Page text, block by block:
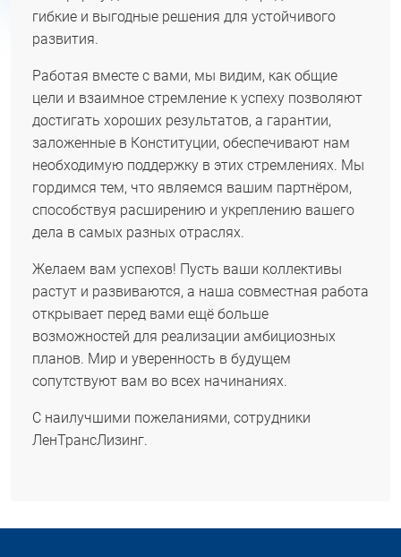
гибкие и выгодные решения для устойчивого
развития.
Работая вместе с вами, мы видим, как общие
цели и взаимное стремление к успеху позволяют
достигать хороших результатов, а гарантии,
заложенные в Конституции, обеспечивают нам
необходимую поддержку в этих стремлениях. Мы
гордимся тем, что являемся вашим партнёром,
способствуя расширению и укреплению вашего
дела в самых разных отраслях.
Желаем вам успехов! Пусть ваши коллективы
растут и развиваются, а наша совместная работа
открывает перед вами ещё больше
возможностей для реализации амбициозных
планов. Мир и уверенность в будущем
сопутствуют вам во всех начинаниях.
С наилучшими пожеланиями, сотрудники
ЛенТрансЛизинг.